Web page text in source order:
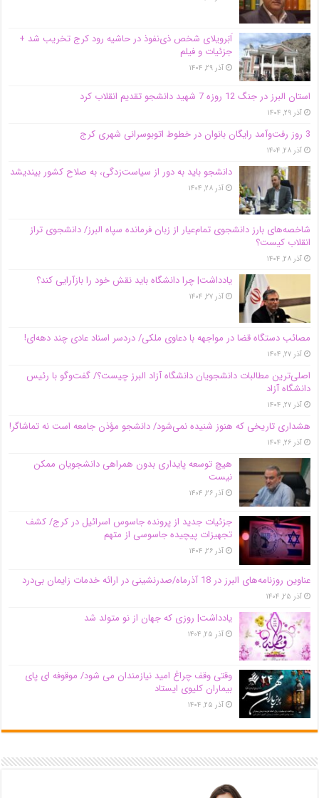
اَبَر‌ویلای شخص ذی‌نفوذ در حاشیه‌ رود کرج تخریب شد +
جزئیات و فیلم
آذر ۲۹, ۱۴۰۴
استان البرز در جنگ 12 روزه 7 شهید دانشجو تقدیم انقلاب کرد
آذر ۲۹, ۱۴۰۴
3 روز رفت‌وآمد رایگان بانوان در خطوط اتوبوسرانی شهری کرج
آذر ۲۸, ۱۴۰۴
دانشجو باید به دور از سیاست‌زدگی، به صلاح کشور بیندیشد
آذر ۲۸, ۱۴۰۴
شاخصه‌های بارز دانشجوی تمام‌عیار از زبان فرمانده سپاه البرز/ دانشجوی تراز
انقلاب کیست؟
آذر ۲۸, ۱۴۰۴
یادداشت| چرا دانشگاه باید نقش خود را بازآرایی کند؟
آذر ۲۷, ۱۴۰۴
مصائب دستگاه قضا در مواجهه با دعاوی ملکی/ دردسر اسناد عادی چند‌ دهه‌ای!
آذر ۲۷, ۱۴۰۴
اصلی‌ترین مطالبات دانشجویان دانشگاه آزاد البرز چیست؟/ گفت‌وگو با رئیس
دانشگاه آز‌اد
آذر ۲۷, ۱۴۰۴
هشداری تاریخی که هنوز شنیده نمی‌شود/ دانشجو مؤذن جامعه است نه تماشاگر!
آذر ۲۶, ۱۴۰۴
هیچ توسعه پایداری بدون همراهی دانشجویان ممکن
نیست
آذر ۲۶, ۱۴۰۴
جزئیات جدید از پرونده جاسوس اسرائیل در کرج/‌ کشف
تجهیزات پیچیده جاسوسی از متهم
آذر ۲۶, ۱۴۰۴
عناوین روزنامه‌های البرز در ‌18 آذرماه/صدرنشینی در ارائه خدمات زایمان بی‌درد
آذر ۲۵, ۱۴۰۴
یادداشت| روزی که جهان از نو متولد شد
آذر ۲۵, ۱۴۰۴
وقتی وقف چراغ امید نیازمندان می شود/ موقوفه ای پای
بیماران کلیوی ایستاد
آذر ۲۵, ۱۴۰۴